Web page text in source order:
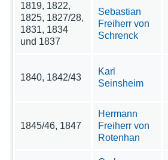
1819, 1822,
1825, 1827/28,
1831, 1834
und 1837
Sebastian
Freiherr von
Schrenck
1840, 1842/43
Karl
Seinsheim
1845/46, 1847
Hermann
Freiherr von
Rotenhan